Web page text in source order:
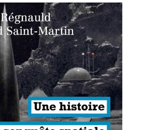
La vaste blague du macronisme
crypto-spatial